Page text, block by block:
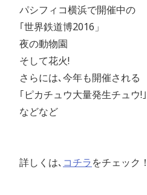
パシフィコ横浜で開催中の
｢世界鉄道博2016」
夜の動物園
そして花火!
さらには､今年も開催される
｢ピカチュウ大量発生チュウ!｣
などなど
詳しくは､ コチラをチェック！